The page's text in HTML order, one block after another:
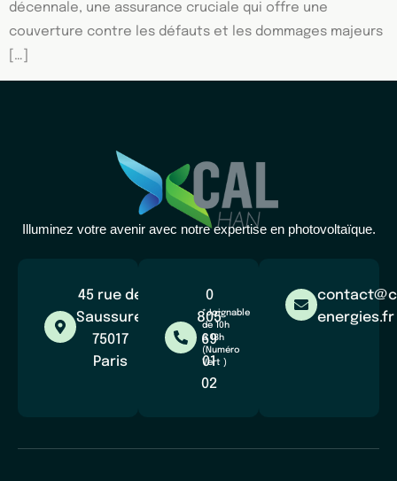
décennale, une assurance cruciale qui offre une
couverture contre les défauts et les dommages majeurs
[…]
Illuminez votre avenir avec notre expertise en photovoltaïque.
45 rue de
Saussure,
75017
Paris
0
805
69
01
02
*Joignable
de 10h
à 18h
(Numéro
Vert )
energies.fr